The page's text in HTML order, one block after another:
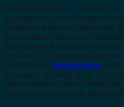
Наша философия — не просто
а полностью восстановить
создателей вашего Mercedes.
автомобилю эталонные
безупречный комфорт и
прочности. Каждое
углубленной диагностики,
истинную причину сбоя. Такой
обеспечивает ремонт
рассчитаны на долгие